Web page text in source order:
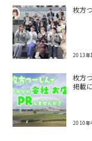
枚方
2013年
枚方
掲載
2010年